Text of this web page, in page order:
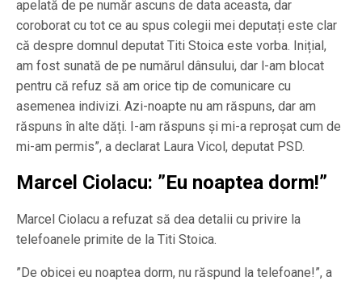
apelată de pe număr ascuns de data aceasta, dar
coroborat cu tot ce au spus colegii mei deputați este clar
că despre domnul deputat Titi Stoica este vorba. Inițial,
am fost sunată de pe numărul dânsului, dar l-am blocat
pentru că refuz să am orice tip de comunicare cu
asemenea indivizi. Azi-noapte nu am răspuns, dar am
răspuns în alte dăți. I-am răspuns și mi-a reproșat cum de
mi-am permis”, a declarat Laura Vicol, deputat PSD.
Marcel Ciolacu: ”Eu noaptea dorm!”
Marcel Ciolacu a refuzat să dea detalii cu privire la
telefoanele primite de la Titi Stoica.
”De obicei eu noaptea dorm, nu răspund la telefoane!”, a